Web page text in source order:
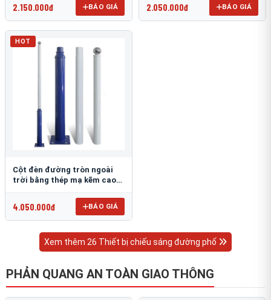
2.150.000đ BÁO GIÁ 2.050.000đ BÁO GIÁ
HOT
Cột đèn đường tròn ngoài
trời bằng thép mạ kẽm cao
4.050.000đ BÁO GIÁ
Xem thêm 26 Thiết bị chiếu sáng đường phố
PHẢN QUANG AN TOÀN GIAO THÔNG